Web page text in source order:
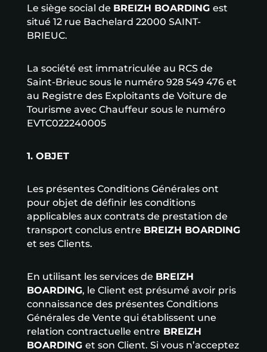
Le siège social de BREIZH BOARDING est
situé 12 rue Bachelard 22000 SAINT-
BRIEUC.
La société est immatriculée au RCS de
Saint-Brieuc sous le numéro 928 549 476 et
au Registre des Exploitants de Voiture de
Tourisme avec Chauffeur sous le numéro
EVTC022240005
1. OBJET
Les présentes Conditions Générales ont
pour objet de définir les conditions
applicables aux contrats de prestation de
transport conclus entre BREIZH BOARDING
et ses Clients.
En utilisant les services de BREIZH
BOARDING, le Client est présumé avoir pris
connaissance des présentes Conditions
Générales de Vente qui établissent une
relation contractuelle entre BREIZH
BOARDING et son Client. Si vous n’acceptez